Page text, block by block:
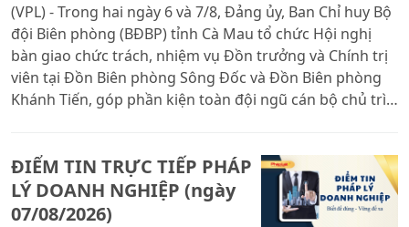
(VPL) - Trong hai ngày 6 và 7/8, Đảng ủy, Ban Chỉ huy Bộ
đội Biên phòng (BĐBP) tỉnh Cà Mau tổ chức Hội nghị
bàn giao chức trách, nhiệm vụ Đồn trưởng và Chính trị
viên tại Đồn Biên phòng Sông Đốc và Đồn Biên phòng
Khánh Tiến, góp phần kiện toàn đội ngũ cán bộ chủ trì,
ĐIỂM TIN TRỰC TIẾP PHÁP
LÝ DOANH NGHIỆP (ngày
07/08/2026)